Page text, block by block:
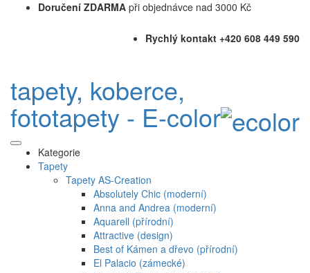
Doručení ZDARMA při objednávce nad 3000 Kč
Rychlý kontakt +420 608 449 590
tapety, koberce,
fototapety - E-color
Kategorie
Tapety
Tapety AS-Creation
Absolutely Chic (moderní)
Anna and Andrea (moderní)
Aquarell (přírodní)
Attractive (design)
Best of Kámen a dřevo (přírodní)
El Palacio (zámecké)